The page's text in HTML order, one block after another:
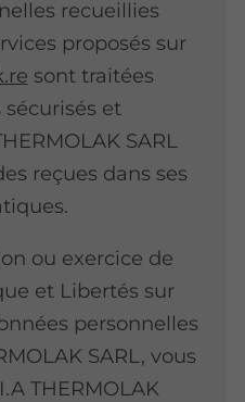
recueillies
proposés sur
sont traitées
et
SARL
reçues dans ses
ou exercice de
et Libertés sur
personnelles
SARL, vous
THERMOLAK